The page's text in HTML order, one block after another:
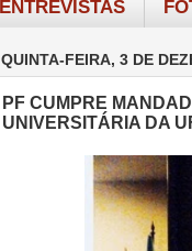
ENTREVISTAS
QUINTA-FEIRA, 3 DE
PF CUMPRE
UNIVERSITÁRIA DA